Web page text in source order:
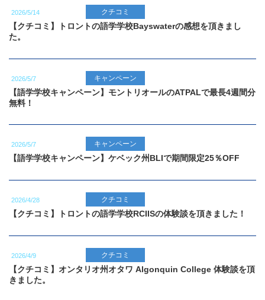
2026/5/14 クチコミ
【クチコミ】トロントの語学学校Bayswaterの感想を頂きまし
た。
2026/5/7 キャンペーン
【語学学校キャンペーン】モントリオールのATPALで最長4週間分
無料！
2026/5/7 キャンペーン
【語学学校キャンペーン】ケベック州BLIで期間限定25％OFF
2026/4/28 クチコミ
【クチコミ】トロントの語学学校RCIISの体験談を頂きました！
2026/4/9 クチコミ
【クチコミ】オンタリオ州オタワ Algonquin College 体験談を頂
きました。